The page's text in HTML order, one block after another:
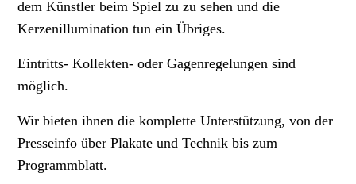
dem Künstler beim Spiel zu zu sehen und die
Kerzenillumination tun ein Übriges.
Eintritts- Kollekten- oder Gagenregelungen sind
möglich.
Wir bieten ihnen die komplette Unterstützung, von der
Presseinfo über Plakate und Technik bis zum
Programmblatt.